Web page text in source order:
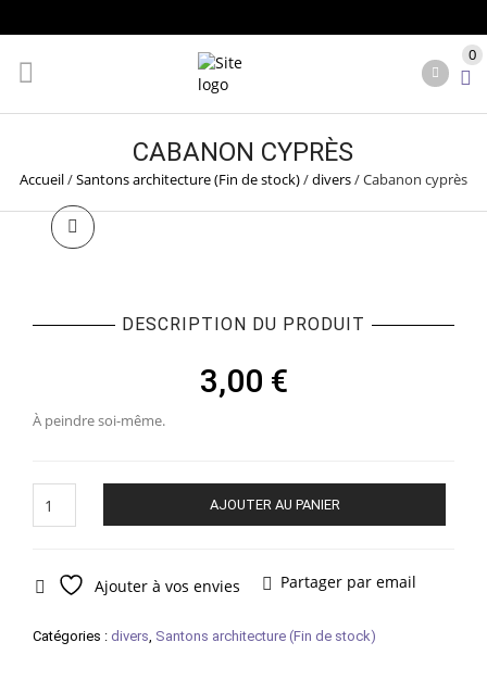
0
CABANON CYPRÈS
Accueil/Santons architecture (Fin de stock)/divers/Cabanon cyprès
DESCRIPTION DU PRODUIT
3,00 €
À peindre soi-même.
de
AJOUTER AU PANIER
Ajouter à vos envies Partager par email
Catégories : divers, Santons architecture (Fin de stock)